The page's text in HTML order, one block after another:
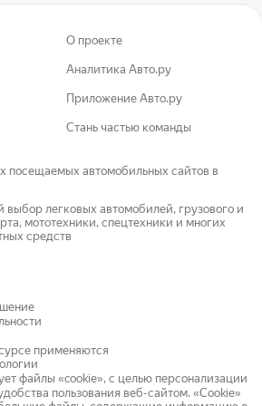
О проекте
Аналитика Авто.ру
Приложение Авто.ру
Стань частью команды
посещаемых автомобильных сайтов в
легковых автомобилей, грузового и
мототехники, спецтехники и многих
средств
применяются
файлы «cookie», с целью персонализации
пользования веб-сайтом. «Cookie»